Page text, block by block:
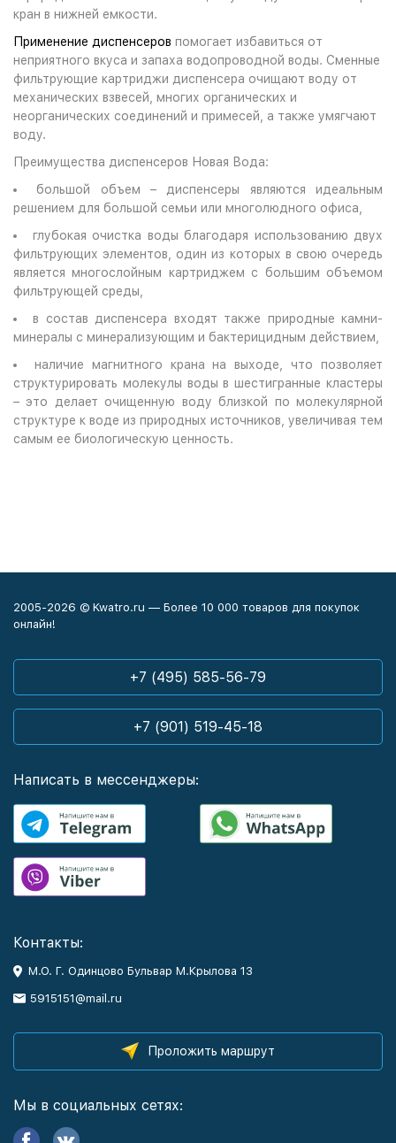
кран в нижней емкости.
Применение диспенсеров помогает избавиться от
неприятного вкуса и запаха водопроводной воды. Сменные
фильтрующие картриджи диспенсера очищают воду от
механических взвесей, многих органических и
неорганических соединений и примесей, а также умягчают
воду.
Преимущества диспенсеров Новая Вода:
большой объем – диспенсеры являются идеальным
решением для большой семьи или многолюдного офиса,
глубокая очистка воды благодаря использованию двух
фильтрующих элементов, один из которых в свою очередь
является многослойным картриджем с большим объемом
фильтрующей среды,
в состав диспенсера входят также природные камни-
минералы с минерализующим и бактерицидным действием,
наличие магнитного крана на выходе, что позволяет
структурировать молекулы воды в шестигранные кластеры
– это делает очищенную воду близкой по молекулярной
структуре к воде из природных источников, увеличивая тем
самым ее биологическую ценность.
2005-2026 © Kwatro.ru — Более 10 000 товаров для покупок
онлайн!
+7 (495) 585-56-79
+7 (901) 519-45-18
Написать в мессенджеры:
Контакты:
М.О. Г. Одинцово Бульвар М.Крылова 13
5915151@mail.ru
Проложить маршрут
Мы в социальных сетях: